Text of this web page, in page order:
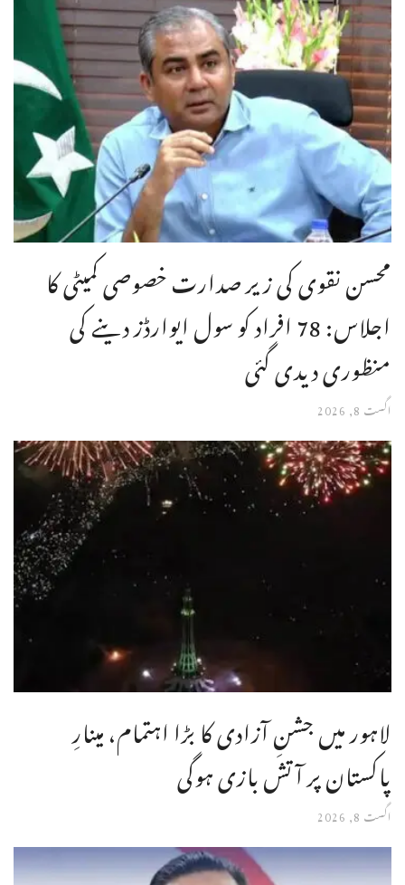
محسن نقوی کی زیر صدارت خصوصی کمیٹی کا
اجلاس: 78 افراد کو سول ایوارڈز دینے کی
منظوری دیدی گئی
اگست 8, 2026
لاہور میں جشنِ آزادی کا بڑا اہتمام، مینارِ
پاکستان پر آتش بازی ہوگی
اگست 8, 2026